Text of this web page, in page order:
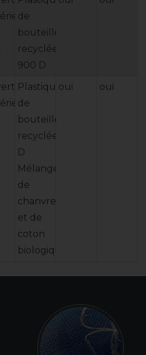
de
bouteilles
recyclées
900 D
Plastique
de
bouteilles
recyclées1200
D
Mélange
de
chanvre
et de
coton
biologique
oui oui